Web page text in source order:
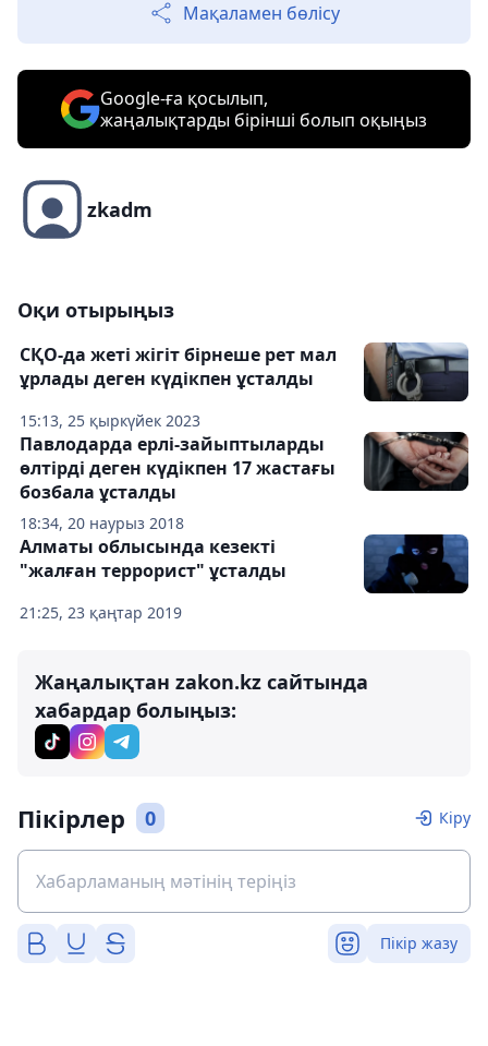
Мақаламен бөлісу
Google-ға қосылып,
жаңалықтарды бірінші болып оқыңыз
zkadm
Оқи отырыңыз
15:13, 25 қыркүйек 2023
СҚО-да жеті жігіт бірнеше рет мал
ұрлады деген күдікпен ұсталды
18:34, 20 наурыз 2018
Павлодарда ерлі-зайыптыларды
өлтірді деген күдікпен 17 жастағы
бозбала ұсталды
21:25, 23 қаңтар 2019
Алматы облысында кезекті
"жалған террорист" ұсталды
Жаңалықтан zakon.kz сайтында
хабардар болыңыз:
Пікірлер 0 Кіру
Пікір жазу